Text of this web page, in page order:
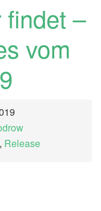
–
vom
, Release